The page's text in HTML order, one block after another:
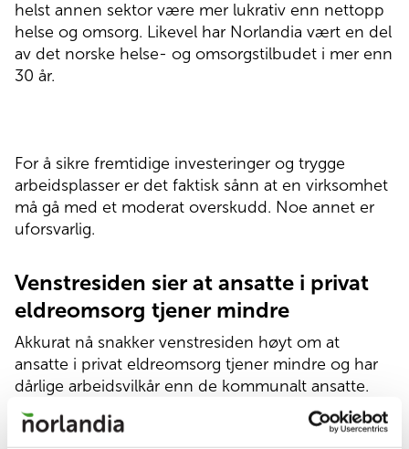
helst annen sektor være mer lukrativ enn nettopp
helse og omsorg. Likevel har Norlandia vært en del
av det norske helse- og omsorgstilbudet i mer enn
30 år.
For å sikre fremtidige investeringer og trygge
arbeidsplasser er det faktisk sånn at en virksomhet
må gå med et moderat overskudd. Noe annet er
uforsvarlig.
Venstresiden sier at ansatte i privat
eldreomsorg tjener mindre
Akkurat nå snakker venstresiden høyt om at
ansatte i privat eldreomsorg tjener mindre og har
dårlige arbeidsvilkår enn de kommunalt ansatte.
Men hva er egentlig sant her?